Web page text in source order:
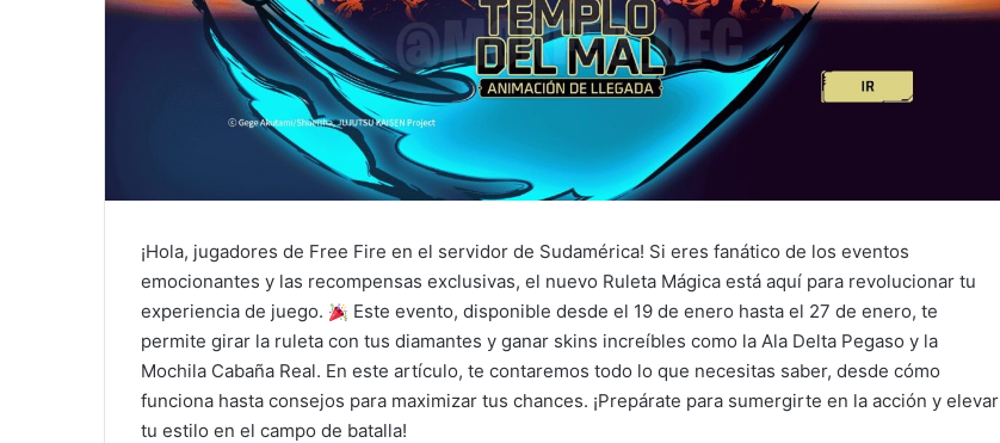
¡Hola, jugadores de Free Fire en el servidor de Sudamérica! Si eres fanático de los eventos
emocionantes y las recompensas exclusivas, el nuevo Ruleta Mágica está aquí para revolucionar tu
experiencia de juego.
Este evento, disponible desde el 19 de enero hasta el 27 de enero, te
permite girar la ruleta con tus diamantes y ganar skins increíbles como la Ala Delta Pegaso y la
Mochila Cabaña Real. En este artículo, te contaremos todo lo que necesitas saber, desde cómo
funciona hasta consejos para maximizar tus chances. ¡Prepárate para sumergirte en la acción y elevar
tu estilo en el campo de batalla!